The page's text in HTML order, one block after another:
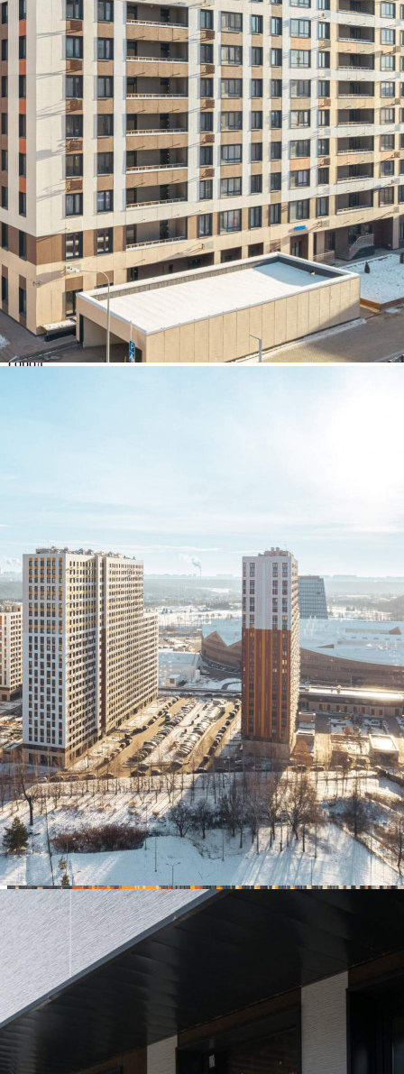
Москва / Московская обл
Получить контакты Посмотреть на карте
Продам помещение свободного назначения площадью 53.8 м2
в 20 мин. транспортом от м. Славянский бульвар, в 2 км. от
МКАД. Помещение располагается в 15-этажном здании,
находится на 1 этаже здания. Возможное назначение - прочее,
помещение под чистовую отделку, год постройки 2023,
застройщик здания - ООО "СЗ "Гр...
470 (+1)
Навигация
Характеристики
О помещении
Где находится
Контакты
Другие объявления
Характеристики помещения
№ объявления
101833
Дата размещения
30.01.2023
Город
Назначение
Не указано
Размер площади (м2)
53.8
Цена за помещение
8 608 000 руб.
О помещении